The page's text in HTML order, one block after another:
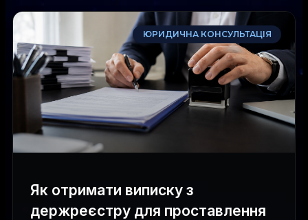
ЮРИДИЧНА КОНСУЛЬТАЦІЯ
Як отримати виписку з
держреєстру для проставлення